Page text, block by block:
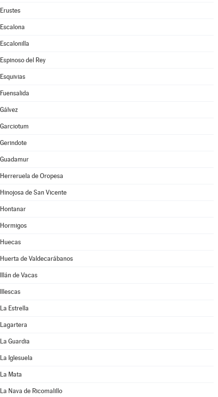
Erustes
Escalona
Escalonilla
Espinoso del Rey
Esquivias
Fuensalida
Gálvez
Garciotum
Gerindote
Guadamur
Herreruela de Oropesa
Hinojosa de San Vicente
Hontanar
Hormigos
Huecas
Huerta de Valdecarábanos
Illán de Vacas
Illescas
La Estrella
Lagartera
La Guardia
La Iglesuela
La Mata
La Nava de Ricomalillo